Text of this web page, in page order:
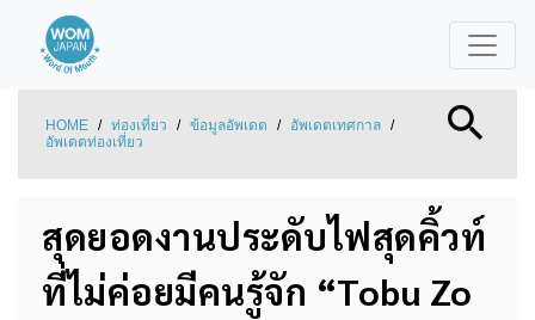
HOME / ท่องเที่ยว / ข้อมูลอัพเดต / อัพเดตเทศกาล /
อัพเดตท่องเที่ยว
สุดยอดงานประดับไฟสุดคิ้วท์
ที่ไม่ค่อยมีคนรู้จัก “Tobu Zo